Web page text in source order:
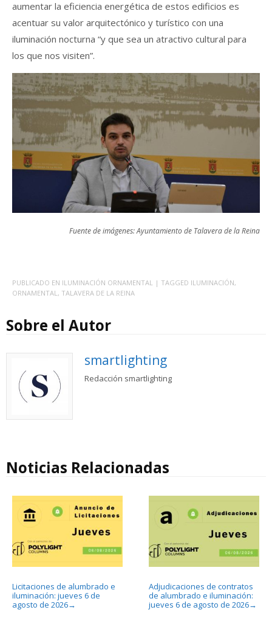
aumentar la eficiencia energética de estos edificios es
acentuar su valor arquitectónico y turístico con una
iluminación nocturna “y que sea un atractivo cultural para
los que nos visiten”.
Fuente de imágenes: Ayuntamiento de Talavera de la Reina
PUBLICADO EN ILUMINACIÓN ORNAMENTAL | TAGGED ILUMINACIÓN,
ORNAMENTAL, TALAVERA DE LA REINA
Sobre el Autor
smartlighting
Redacción smartlighting
Noticias Relacionadas
Licitaciones de alumbrado e
iluminación: jueves 6 de
agosto de 2026→
Adjudicaciones de contratos
de alumbrado e iluminación:
jueves 6 de agosto de 2026→